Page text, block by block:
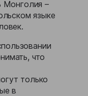
Монголия –
языке
что
только
в